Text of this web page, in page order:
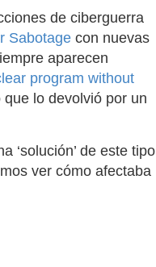
de ciberguerra
Sabotage con nuevas
aparecen
program without
lo devolvió por un
‘solución’ de este tipo
ver cómo afectaba